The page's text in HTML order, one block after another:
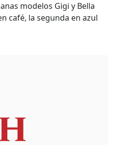
modelos Gigi y Bella
café, la segunda en azul